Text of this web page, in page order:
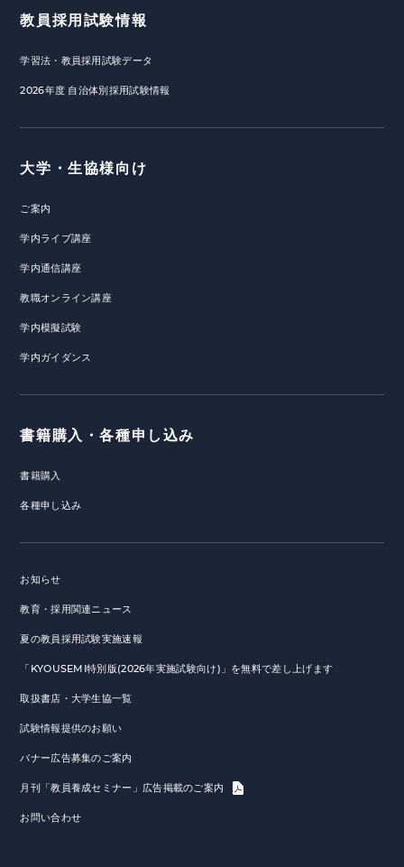
教員採用試験情報
学習法・教員採用試験データ
2026年度 自治体別採用試験情報
大学・生協様向け
ご案内
学内ライブ講座
学内通信講座
教職オンライン講座
学内模擬試験
学内ガイダンス
書籍購入・各種申し込み
書籍購入
各種申し込み
お知らせ
教育・採用関連ニュース
夏の教員採用試験実施速報
「KYOUSEMI特別版(2026年実施試験向け)」を無料で差し上げます
取扱書店・大学生協一覧
試験情報提供のお願い
バナー広告募集のご案内
月刊「教員養成セミナー」広告掲載のご案内
お問い合わせ